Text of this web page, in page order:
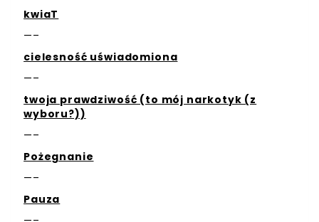
kwiaT
—–
cielesność uświadomiona
—–
twoja prawdziwość (to mój narkotyk (z
wyboru?))
—–
Pożegnanie
—–
Pauza